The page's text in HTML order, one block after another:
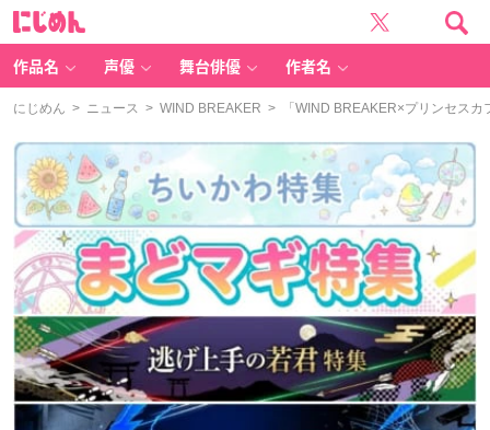
作品名 声優 舞台俳優 作者名
にじめん > ニュース > WIND BREAKER > 「WIND BREAKER×プリンセスカ